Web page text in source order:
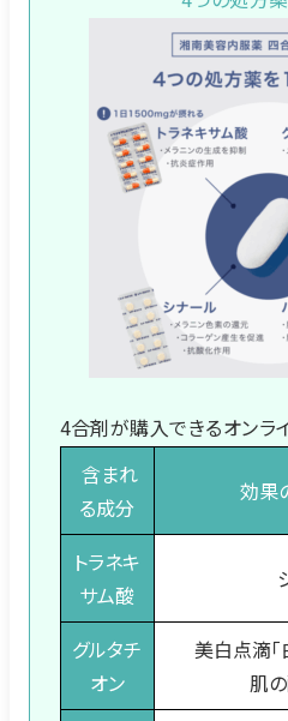
4合剤が購入できるオンラ
含まれ
る成分
効果
トラネキ
サム酸
グルタチ
オン
美白点滴
肌